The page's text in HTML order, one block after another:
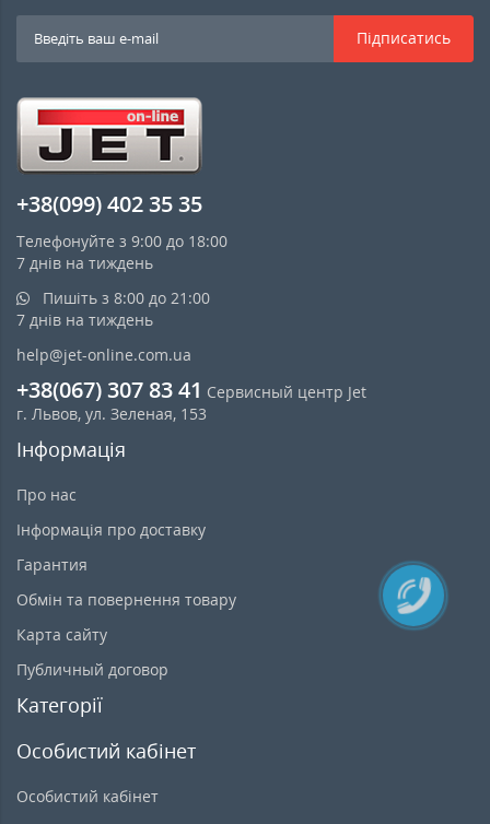
Підписатись
+38(099) 402 35 35
Телефонуйте з 9:00 до 18:00
7 днів на тиждень
Пишіть з 8:00 до 21:00
7 днів на тиждень
help@jet-online.com.ua
+38(067) 307 83 41 Сервисный центр Jet
г. Львов, ул. Зеленая, 153
Інформація
Про нас
Інформація про доставку
Гарантия
Обмін та повернення товару
Карта сайту
Публичный договор
Категорії
Особистий кабінет
Особистий кабінет